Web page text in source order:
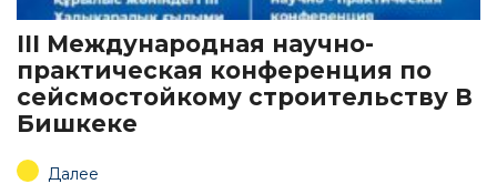
III Международная научно-
практическая конференция по
сейсмостойкому строительству В
Бишкеке
Далее